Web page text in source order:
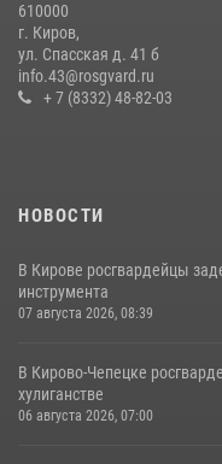
В Кирове и Кирово-Чепецке
подозреваемых в
19 июля 2026, 07:00
610000
г. Киров,
ул. Спасская д. 41 б
info.43@rosgvard.ru
+ 7 (8332) 48-82-03
НОВОСТИ
В Кирове росгвардейцы
инструмента
07 августа 2026, 08:39
В Кирово-Чепецке
хулиганстве
06 августа 2026, 07:00